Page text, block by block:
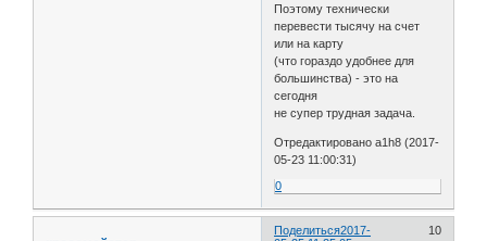
Поэтому технически
перевести тысячу на счет
или на карту
(что гораздо удобнее для
большинства) - это на
сегодня
не супер трудная задача.
Отредактировано a1h8 (2017-
05-23 11:00:31)
0
Поделиться 10
2017-